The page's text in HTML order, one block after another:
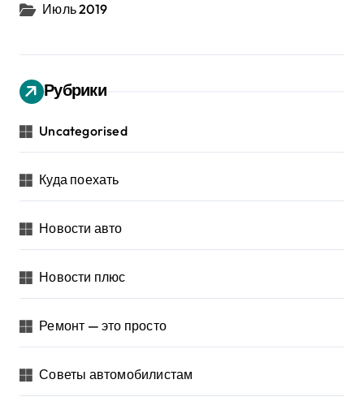
Июль 2019
Рубрики
Uncategorised
Куда поехать
Новости авто
Новости плюс
Ремонт — это просто
Советы автомобилистам